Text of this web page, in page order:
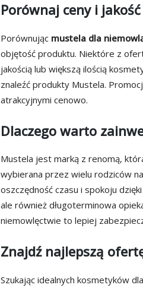
Porównaj ceny i
Porównując mustela dla
objętość produktu. Niektóre z
jakością lub większą ilością
znaleźć produkty Mustela.
atrakcyjnymi cenowo.
Dlaczego warto
Mustela jest marką z renomą,
wybierana przez wielu rodziców
oszczędność czasu i spokoju
ale również długoterminowa
niemowlęctwie to lepiej
Znajdź najlepszą
Szukając idealnych kosmetyków